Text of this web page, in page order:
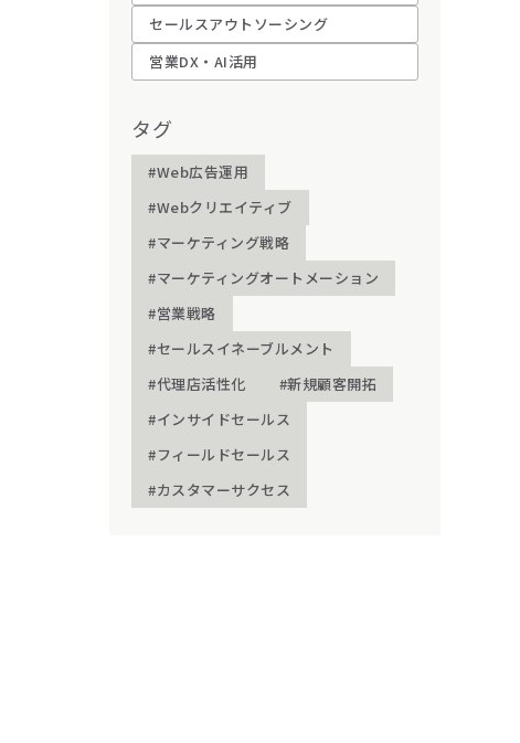
セールスアウトソーシング
営業DX・AI活用
タグ
#Web広告運用
#Webクリエイティブ
#マーケティング戦略
#マーケティングオートメーション
#営業戦略
#セールスイネーブルメント
#代理店活性化
#新規顧客開拓
#インサイドセールス
#フィールドセールス
#カスタマーサクセス